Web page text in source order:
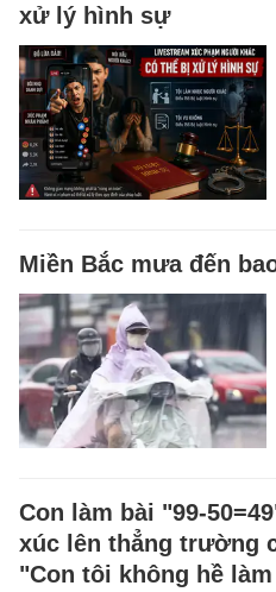
xử lý hình sự
Miền Bắc mưa đến
Con làm bài "99-
xúc lên thẳng trường
"Con tôi không hề